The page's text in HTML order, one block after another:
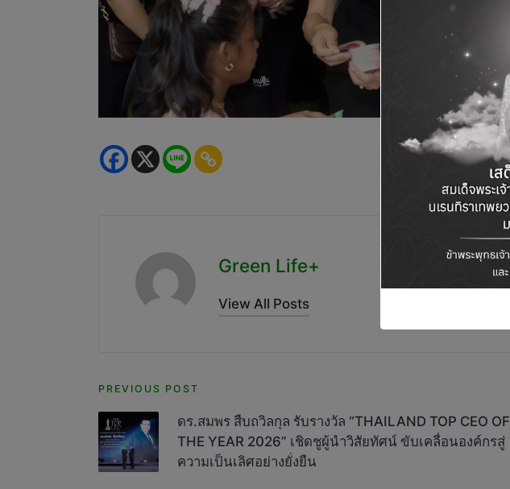
Green Life+
View All Posts
Post
navigation
PREVIOUS POST
ดร.สมพร สืบถวิลกุล รับรางวัล “THAILAND TOP CEO OF
THE YEAR 2026” เชิดชูผู้นำวิสัยทัศน์ ขับเคลื่อนองค์กรสู่
ความเป็นเลิศอย่างยั่งยืน